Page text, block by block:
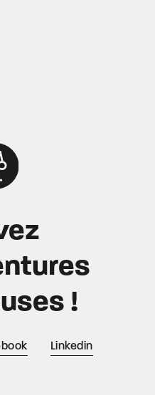
!
Linkedin